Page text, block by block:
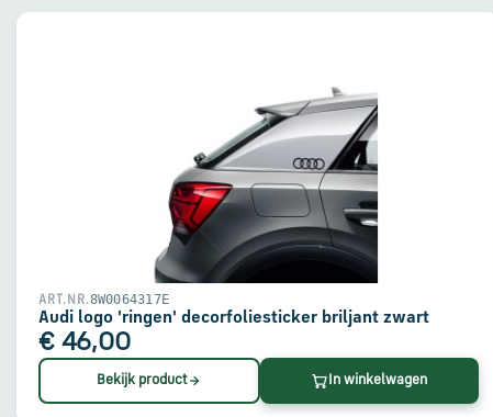
ART.NR.8W0064317E
Audi logo 'ringen' decorfoliesticker briljant zwart
€ 46,00
Bekijk product In winkelwagen